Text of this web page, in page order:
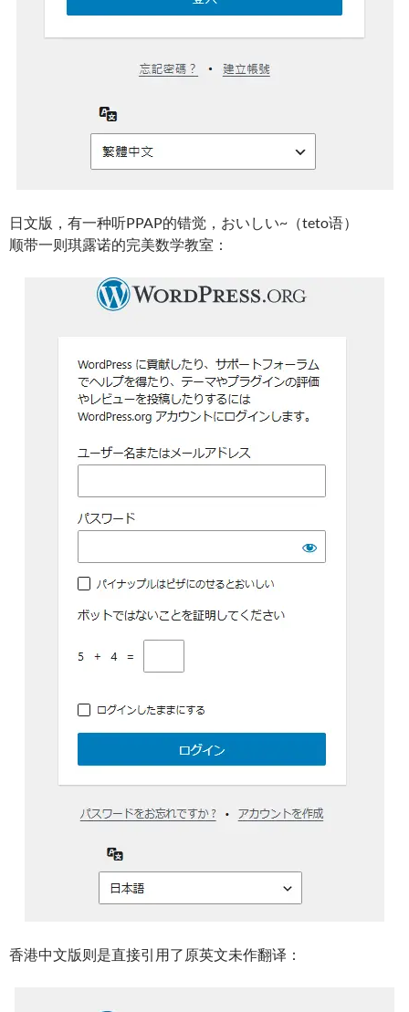
日文版，有一种听PPAP的错觉，おいしい~（teto语）
顺带一则琪露诺的完美数学教室：
香港中文版则是直接引用了原英文未作翻译：